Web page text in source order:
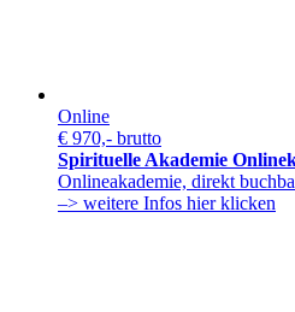
Online
€ 970,- brutto
Spirituelle Akademie
Onlineakademie, direkt
–> weitere Infos hier klicken